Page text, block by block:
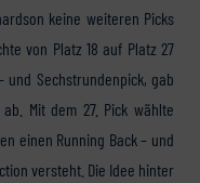
keine weiteren Picks
von Platz 18 auf Platz 27
Sechstrundenpick, gab
Mit dem 27. Pick wählte
einen Running Back – und
versteht. Die Idee hinter